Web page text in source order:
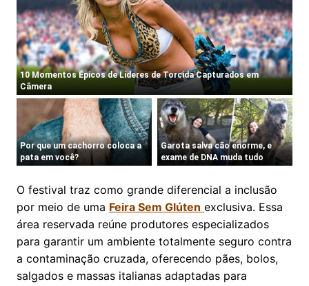
O festival traz como grande diferencial a inclusão
por meio de uma Feira Sem Glúten exclusiva. Essa
área reservada reúne produtores especializados
para garantir um ambiente totalmente seguro contra
a contaminação cruzada, oferecendo pães, bolos,
salgados e massas italianas adaptadas para